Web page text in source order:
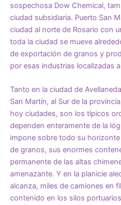
sospechosa Dow Chemical,
ciudad subsidiaria. Puerto San
ciudad al norte de Rosario con
toda la ciudad se mueve
de exportación de granos y
por esas industrias localizadas
Tanto en la ciudad de
San Martín, al Sur de la
hoy ciudades, son los típicos
dependen enteramente de la
impone sobre todo su
de granos, sus enormes
permanente de las altas
amenazante. Y en la planicie
alcanza, miles de camiones en
contenido en los silos